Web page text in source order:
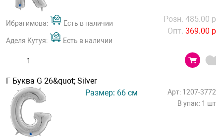
Ибрагимова: Есть в наличии
Аделя Кутуя: Есть в наличии
Розн. 485.00 р
Опт. 369.00 р
Г Буква G 26&quot; Silver
Размер: 66 см
Арт: 1207-3772
В упак: 1 шт